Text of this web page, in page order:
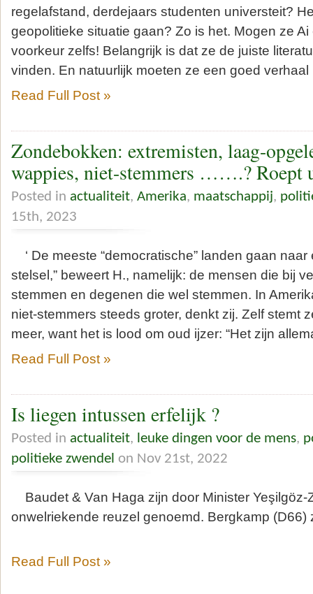
regelafstand, derdejaars studenten universteit?
geopolitieke situatie gaan? Zo is het. Mogen ze
voorkeur zelfs! Belangrijk is dat ze de juiste
vinden. En natuurlijk moeten ze een goed
Read Full Post »
Zondebokken: extremisten, laag-
wappies, niet-stemmers …….? Roept
Posted in actualiteit, Amerika, maatschappij,
15th, 2023
‘ De meeste “democratische” landen gaan naar
stelsel,” beweert H., namelijk: de mensen die bij
stemmen en degenen die wel stemmen. In
niet-stemmers steeds groter, denkt zij. Zelf stemt
meer, want het is lood om oud ijzer: “Het zijn
Read Full Post »
Is liegen intussen erfelijk ?
Posted in actualiteit, leuke dingen voor de mens,
politieke zwendel on Nov 21st, 2022
Baudet & Van Haga zijn door Minister Yeşilgöz-
onwelriekende reuzel genoemd. Bergkamp
Read Full Post »